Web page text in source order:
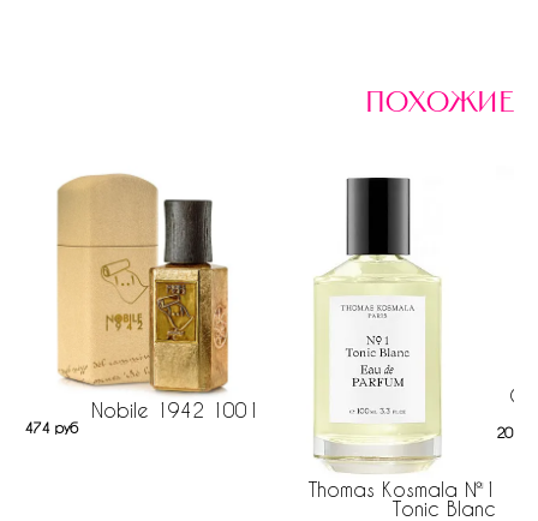
похожие
Nobile 1942 1001
474 руб
Thomas Kosmala №1
Tonic Blanc
207